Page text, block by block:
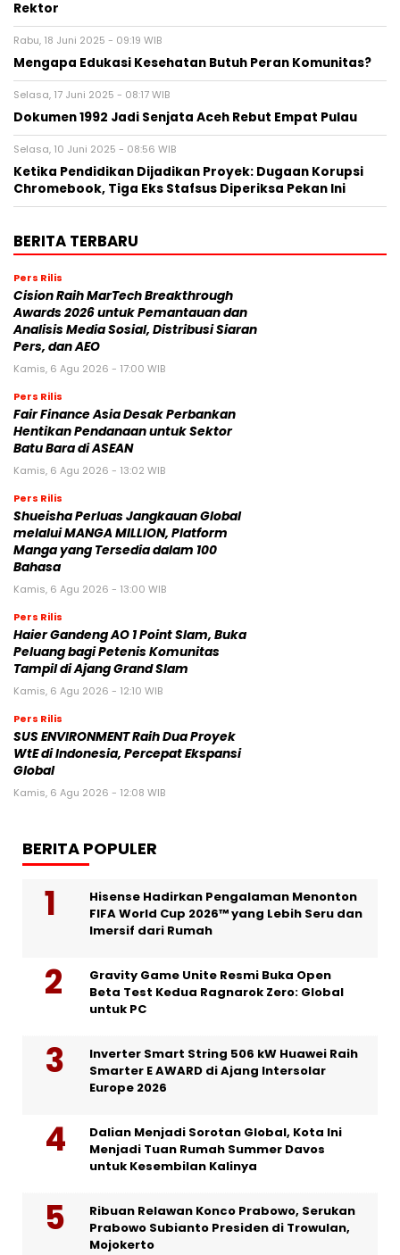
Rektor
Rabu, 18 Juni 2025 - 09:19 WIB
Mengapa Edukasi Kesehatan Butuh Peran Komunitas?
Selasa, 17 Juni 2025 - 08:17 WIB
Dokumen 1992 Jadi Senjata Aceh Rebut Empat Pulau
Selasa, 10 Juni 2025 - 08:56 WIB
Ketika Pendidikan Dijadikan Proyek: Dugaan Korupsi
Chromebook, Tiga Eks Stafsus Diperiksa Pekan Ini
BERITA TERBARU
Pers Rilis
Cision Raih MarTech Breakthrough
Awards 2026 untuk Pemantauan dan
Analisis Media Sosial, Distribusi Siaran
Pers, dan AEO
Kamis, 6 Agu 2026 - 17:00 WIB
Pers Rilis
Fair Finance Asia Desak Perbankan
Hentikan Pendanaan untuk Sektor
Batu Bara di ASEAN
Kamis, 6 Agu 2026 - 13:02 WIB
Pers Rilis
Shueisha Perluas Jangkauan Global
melalui MANGA MILLION, Platform
Manga yang Tersedia dalam 100
Bahasa
Kamis, 6 Agu 2026 - 13:00 WIB
Pers Rilis
Haier Gandeng AO 1 Point Slam, Buka
Peluang bagi Petenis Komunitas
Tampil di Ajang Grand Slam
Kamis, 6 Agu 2026 - 12:10 WIB
Pers Rilis
SUS ENVIRONMENT Raih Dua Proyek
WtE di Indonesia, Percepat Ekspansi
Global
Kamis, 6 Agu 2026 - 12:08 WIB
BERITA POPULER
Hisense Hadirkan Pengalaman Menonton
FIFA World Cup 2026™ yang Lebih Seru dan
Imersif dari Rumah
Gravity Game Unite Resmi Buka Open
Beta Test Kedua Ragnarok Zero: Global
untuk PC
Inverter Smart String 506 kW Huawei Raih
Smarter E AWARD di Ajang Intersolar
Europe 2026
Dalian Menjadi Sorotan Global, Kota Ini
Menjadi Tuan Rumah Summer Davos
untuk Kesembilan Kalinya
Ribuan Relawan Konco Prabowo, Serukan
Prabowo Subianto Presiden di Trowulan,
Mojokerto